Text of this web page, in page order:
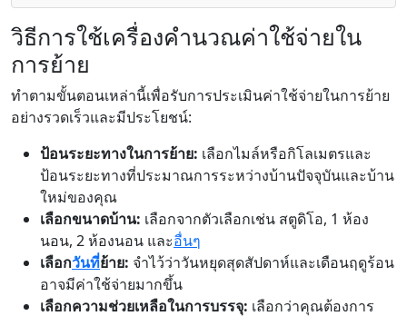
วิธีการใช้เครื่องคำนวณค่าใช้จ่ายใน
การย้าย
ทำตามขั้นตอนเหล่านี้เพื่อรับการประเมินค่าใช้จ่ายในการย้าย
อย่างรวดเร็วและมีประโยชน์:
ป้อนระยะทางในการย้าย: เลือกไมล์หรือกิโลเมตรและ
ป้อนระยะทางที่ประมาณการระหว่างบ้านปัจจุบันและบ้าน
ใหม่ของคุณ
เลือกขนาดบ้าน: เลือกจากตัวเลือกเช่น สตูดิโอ, 1 ห้อง
นอน, 2 ห้องนอน และอื่นๆ
เลือกวันที่ย้าย: จำไว้ว่าวันหยุดสุดสัปดาห์และเดือนฤดูร้อน
อาจมีค่าใช้จ่ายมากขึ้น
เลือกความช่วยเหลือในการบรรจุ: เลือกว่าคุณต้องการ